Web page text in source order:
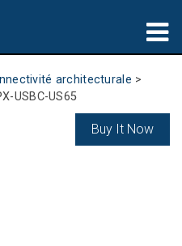
architecturale >
USBC-US65
Buy It Now